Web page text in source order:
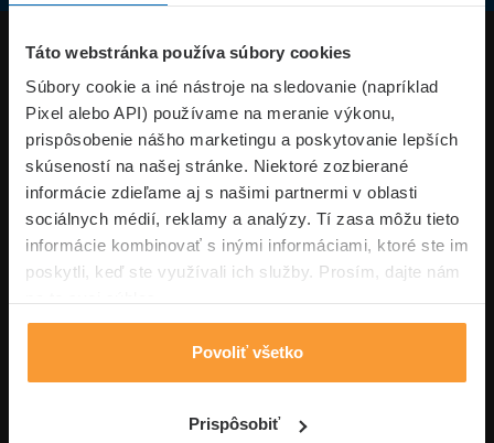
Táto webstránka používa súbory cookies
Súbory cookie a iné nástroje na sledovanie (napríklad
Pixel alebo API) používame na meranie výkonu,
prispôsobenie nášho marketingu a poskytovanie lepších
skúseností na našej stránke. Niektoré zozbierané
informácie zdieľame aj s našimi partnermi v oblasti
sociálnych médií, reklamy a analýzy. Tí zasa môžu tieto
informácie kombinovať s inými informáciami, ktoré ste im
poskytli, keď ste využívali ich služby. Prosím, dajte nám
Povoliť všetko
Prispôsobiť
Produkty
Superpoistenie.sk
Informácie
Typy poistení
Volajte pon-pia: 09:00–17:00 hod
0850 100 101
Napíšte nám